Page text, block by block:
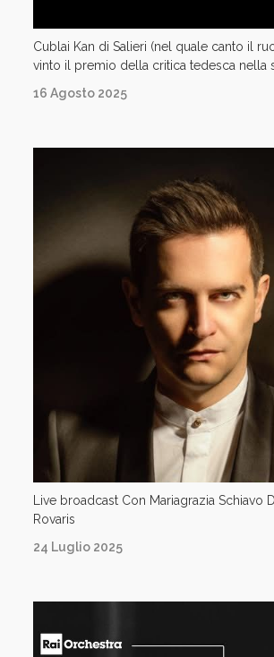
16 Agosto 2025
Cublai Kan di Salieri (nel quale canto il
vinto il premio della critica tedesca nella
24 Luglio 2025
Live broadcast Con Mariagrazia Schiavo
Rovaris